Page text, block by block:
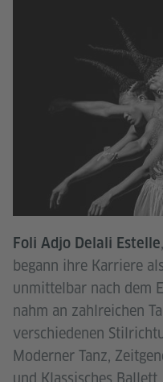
Foli Adjo Delali Estelle
begann ihre Karriere
unmittelbar nach dem
nahm an zahlreichen
verschiedenen
Moderner Tanz,